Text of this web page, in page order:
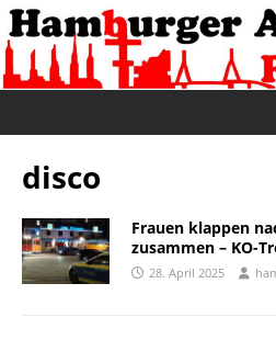
disco
Frauen klappen
zusammen – KO-
28. April 2025